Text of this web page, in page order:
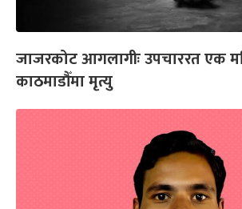
जाजरकोट आगलागीः उपचाररत एक
काठमाडौँमा मृत्यु